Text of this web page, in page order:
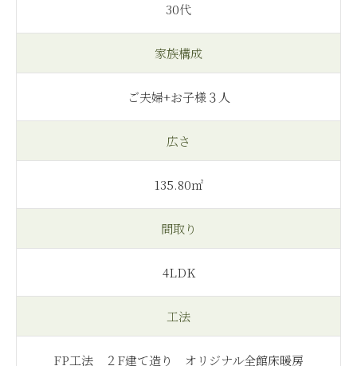
30代
家族構成
ご夫婦+お子様３人
広さ
135.80㎡
間取り
4LDK
工法
FP工法 ２F建て造り オリジナル全館床暖房